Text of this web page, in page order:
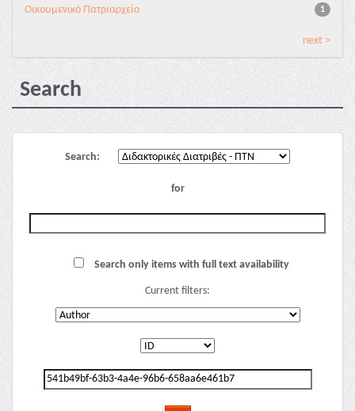
1
Οικουμενικό Πατριαρχείο
next >
Search
Search:
for
Search only items with full text availability
Current filters: